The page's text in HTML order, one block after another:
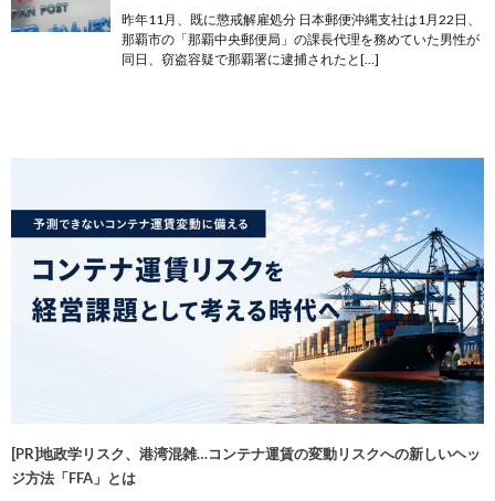
昨年11月、既に懲戒解雇処分 日本郵便沖縄支社は1月22日、
那覇市の「那覇中央郵便局」の課長代理を務めていた男性が
同日、窃盗容疑で那覇署に逮捕されたと[…]
[PR]地政学リスク、港湾混雑…コンテナ運賃の変動リスクへの新しいヘッ
ジ方法「FFA」とは